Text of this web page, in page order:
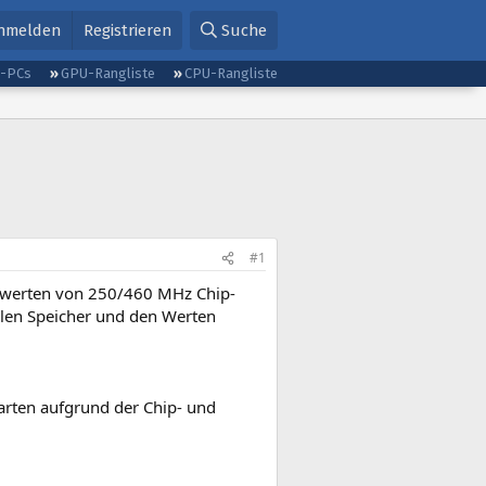
Registrieren Suche
PCs GPU-Rangliste CPU-Rangliste
#1
von 250/460 MHz Chip-
Speicher und den Werten
aufgrund der Chip- und